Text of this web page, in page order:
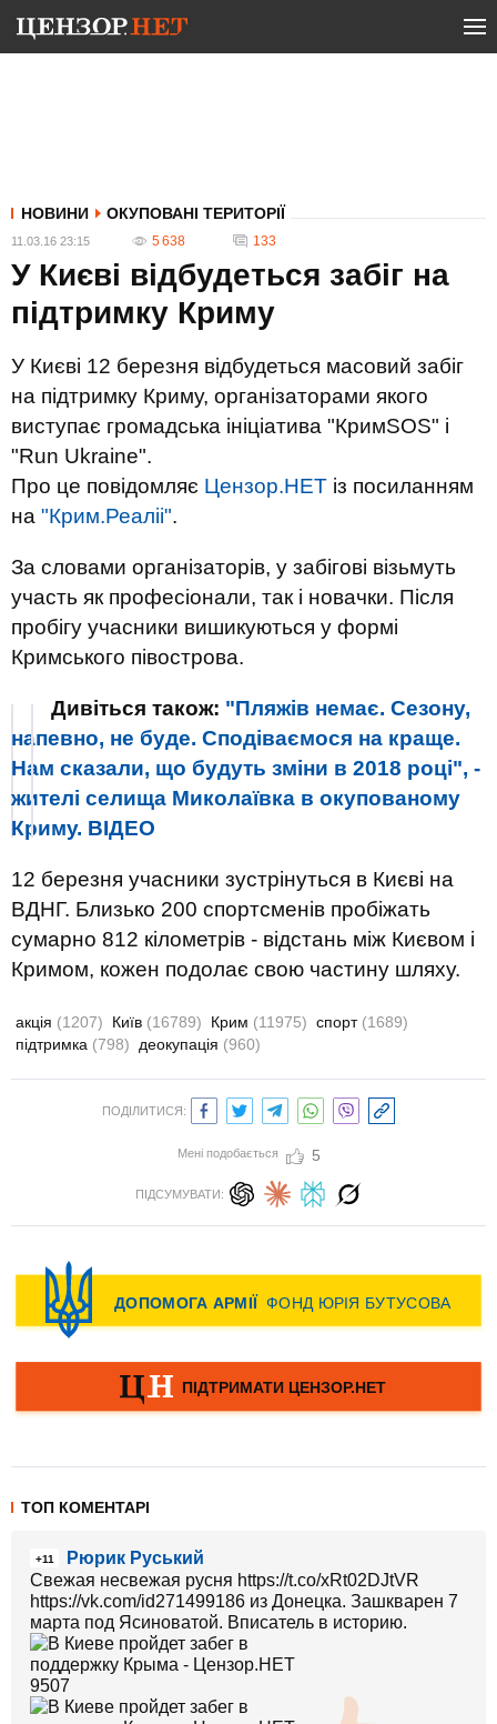
НОВИНИ ОКУПОВАНІ ТЕРИТОРІЇ
11.03.16 23:15 5 638 133
У Києві відбудеться забіг на
підтримку Криму
У Києві 12 березня відбудеться масовий забіг
на підтримку Криму, організаторами якого
виступає громадська ініціатива "КримSOS" і
"Run Ukraine".
Про це повідомляє Цензор.НЕТ із посиланням
на "Крим.Реаліі".
За словами організаторів, у забігові візьмуть
участь як професіонали, так і новачки. Після
пробігу учасники вишикуються у формі
Кримського півострова.
Дивіться також: "Пляжів немає. Сезону,
напевно, не буде. Сподіваємося на краще.
Нам сказали, що будуть зміни в 2018 році", -
жителі селища Миколаївка в окупованому
Криму. ВІДЕО
12 березня учасники зустрінуться в Києві на
ВДНГ. Близько 200 спортсменів пробіжать
сумарно 812 кілометрів - відстань між Києвом і
Кримом, кожен подолає свою частину шляху.
акція (1207) Київ (16789) Крим (11975) спорт (1689)
підтримка (798) деокупація (960)
ПОДІЛИТИСЯ:
Мені подобається 5
ПІДСУМУВАТИ:
ТОП КОМЕНТАРІ
+11
Рюрик Руський
Свежая несвежая русня https://t.co/xRt02DJtVR
https://vk.com/id271499186 из Донецка. Зашкварен 7
марта под Ясиноватой. Вписатель в историю.